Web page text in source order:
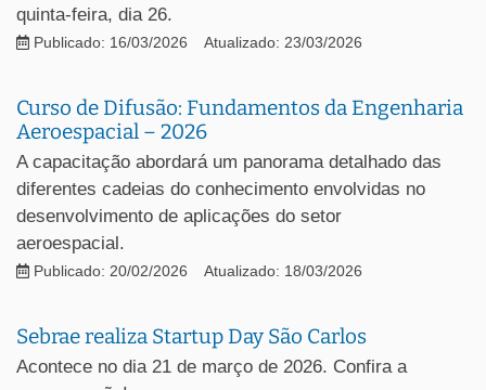
quinta-feira, dia 26.
Publicado: 16/03/2026 Atualizado: 23/03/2026
Curso de Difusão: Fundamentos da Engenharia
Aeroespacial – 2026
A capacitação abordará um panorama detalhado das
diferentes cadeias do conhecimento envolvidas no
desenvolvimento de aplicações do setor
aeroespacial.
Publicado: 20/02/2026 Atualizado: 18/03/2026
Sebrae realiza Startup Day São Carlos
Acontece no dia 21 de março de 2026. Confira a